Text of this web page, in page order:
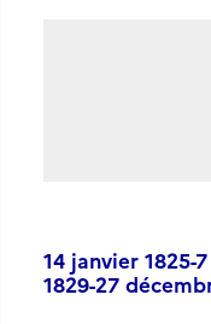
14 janvier 1825-
1829-27